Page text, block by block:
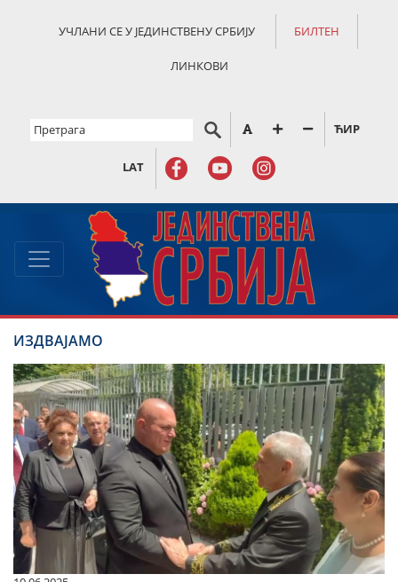
УЧЛАНИ СЕ У ЈЕДИНСТВЕНУ СРБИЈУ БИЛТЕН
ЛИНКОВИ
ЋИР
LAT
ИЗДВАЈАМО